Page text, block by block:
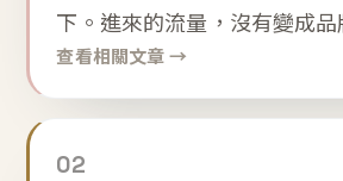
下。進來的流量，沒有變成品
查看相關文章 →
02